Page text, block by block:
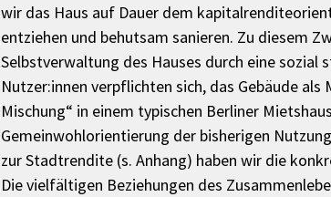
wir das Haus auf Dauer dem
entziehen und behutsam sanieren. Zu diesem
Selbstverwaltung des Hauses durch eine
Nutzer:innen verpflichten sich, das Gebäude
Mischung“ in einem typischen Berliner
Gemeinwohlorientierung der bisherigen
zur Stadtrendite (s. Anhang) haben wir die
Die vielfältigen Beziehungen des